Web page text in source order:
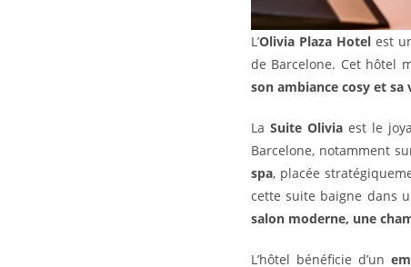
L’Olivia Plaza Hotel est
de Barcelone. Cet hôtel
son ambiance cosy et
La Suite Oliviaest le
Barcelone, notamment
spa, placée
cette suite baigne dans
salon moderne, une
L’hôtel bénéficie d’un